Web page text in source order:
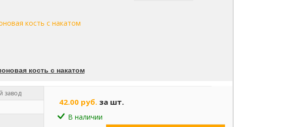
кость с накатом
42.00 руб. за шт.
В наличии
завод